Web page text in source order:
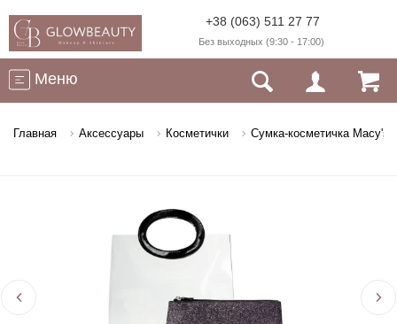
+38 (063) 511 27 77
Без выходных (9:30 - 17:00)
Меню
Главная Аксессуары Косметички Сумка-косметичка Macy's